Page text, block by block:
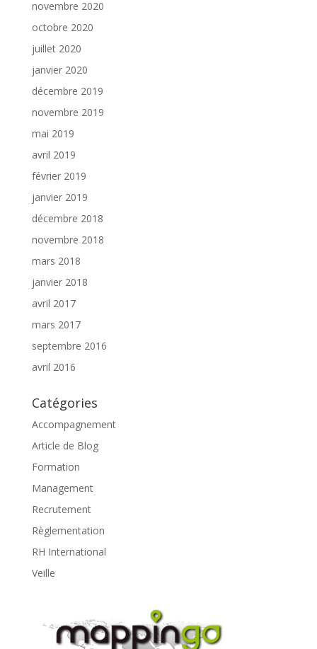
novembre 2020
octobre 2020
juillet 2020
janvier 2020
décembre 2019
novembre 2019
mai 2019
avril 2019
février 2019
janvier 2019
décembre 2018
novembre 2018
mars 2018
janvier 2018
avril 2017
mars 2017
septembre 2016
avril 2016
Catégories
Accompagnement
Article de Blog
Formation
Management
Recrutement
Règlementation
RH International
Veille